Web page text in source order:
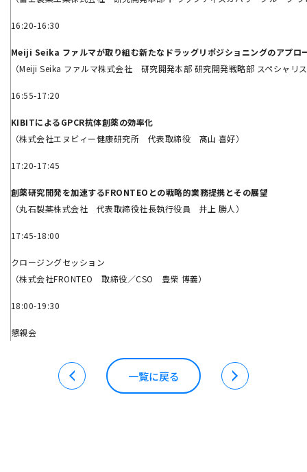
16:20-16:30
Meiji Seika ファルマが取り組む新たなドラッグリポジショニングのアプロ
（Meiji Seika ファルマ株式会社 研究開発本部 研究開発戦略部 スペシャ
16:55-17:20
KIBITによるGPCR抗体創薬の効率化
（株式会社エヌビィー健康研究所 代表取締役 髙山 喜好）
17:20-17:45
創薬研究開発を加速するFRONTEOとの戦略的業務提携とその展望
（丸石製薬株式会社 代表取締役社長執行役員 井上 勝人）
17:45-18:00
クロージングセッション
（株式会社FRONTEO 取締役／CSO 豊柴 博義）
18:00-19:30
懇親会
一覧に戻る